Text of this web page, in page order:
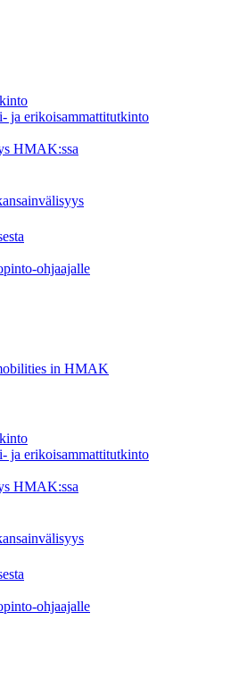
ja erikoisammattitutkinto
HMAK:ssa
ohjaajalle
in HMAK
ja erikoisammattitutkinto
HMAK:ssa
ohjaajalle